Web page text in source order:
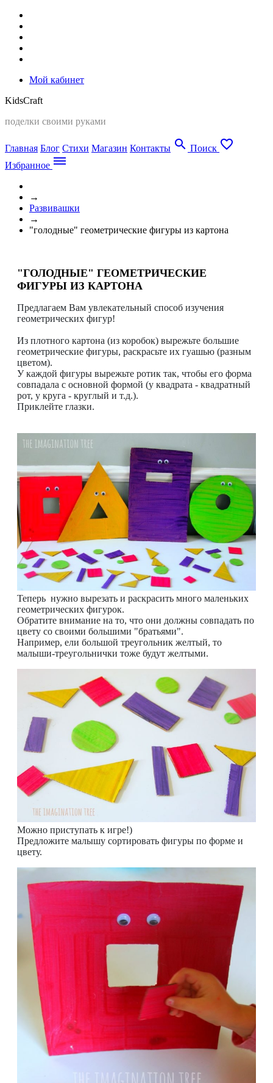
Мой кабинет
KidsCraft
поделки своими руками
Главная Блог Стихи Магазин Контакты search Поиск favorite_border
Избранное dehaze
→
Развивашки
→
"голодные" геометрические фигуры из картона
"ГОЛОДНЫЕ" ГЕОМЕТРИЧЕСКИЕ
ФИГУРЫ ИЗ КАРТОНА
Предлагаем Вам увлекательный способ изучения
геометрических фигур!
Из плотного картона (из коробок) вырежьте большие
геометрические фигуры, раскрасьте их гуашью (разным
цветом).
У каждой фигуры вырежьте ротик так, чтобы его форма
совпадала с основной формой (у квадрата - квадратный
рот, у круга - круглый и т.д.).
Приклейте глазки.
Теперь нужно вырезать и раскрасить много маленьких
геометрических фигурок.
Обратите внимание на то, что они должны совпадать по
цвету со своими большими "братьями".
Например, ели большой треугольник желтый, то
малыши-треугольнички тоже будут желтыми.
Можно приступать к игре!)
Предложите малышу сортировать фигуры по форме и
цвету.